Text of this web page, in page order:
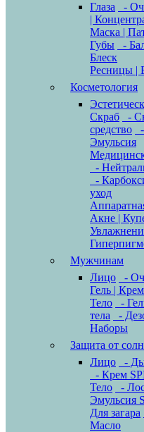
Глаза
-
|
Маска |
Губы
-
Блеск
Ресницы |
Косметология
Скраб
-
средство
Эмульсия
-
-
уход
Акне |
Мужчинам
Лицо
-
Гель | Крем
Тело
-
тела
-
Наборы
Защита от
Лицо
-
- Крем
Тело
-
Эмульсия
Для загара
Масло